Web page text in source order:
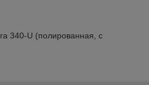
340-U (полированная, с